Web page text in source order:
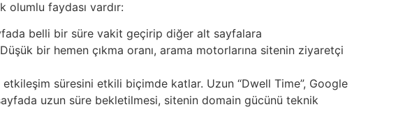
olumlu faydası vardır:
belli bir süre vakit geçirip diğer alt sayfalara
bir hemen çıkma oranı, arama motorlarına sitenin ziyaretçi
süresini etkili biçimde katlar. Uzun “Dwell Time”, Google
uzun süre bekletilmesi, sitenin domain gücünü teknik